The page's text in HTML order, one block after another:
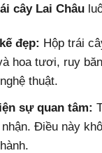
cây Lai Châu
đẹp: Hộp trái
hoa tươi, ruy
thuật.
sự quan tâm:
Điều này